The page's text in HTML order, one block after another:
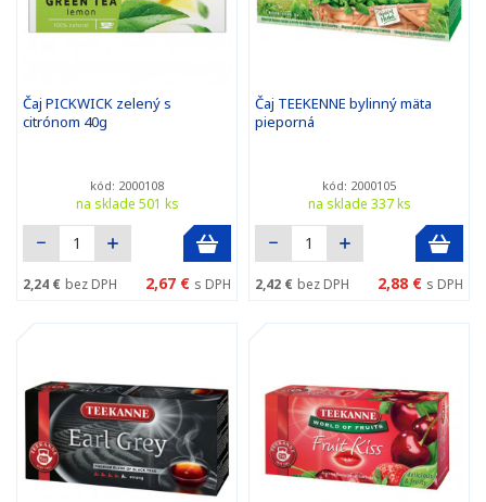
Čaj PICKWICK zelený s
citrónom 40g
kód: 2000108
na sklade 501 ks
2,24 € bez DPH 2,67 € s DPH
Čaj TEEKENNE bylinný mäta
pieporná
kód: 2000105
na sklade 337 ks
2,42 € bez DPH 2,88 € s DPH